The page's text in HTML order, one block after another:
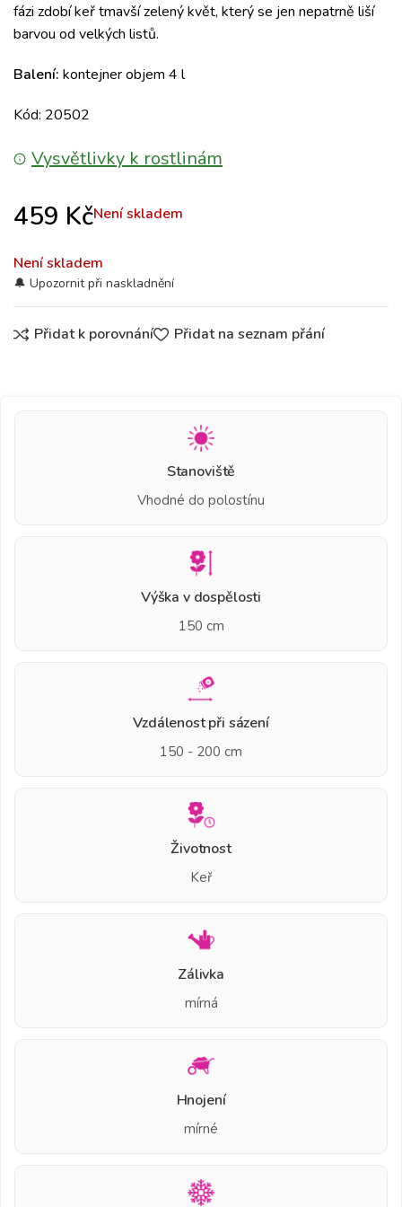
fázi zdobí keř tmavší zelený květ, který se jen nepatrně liší
barvou od velkých listů.
Balení: kontejner objem 4 l
Kód: 20502
Vysvětlivky k rostlinám
459 KčNení skladem
Není skladem
Přidat k porovnání Přidat na seznam přání
Stanoviště
Vhodné do polostínu
Výška v dospělosti
150 cm
Vzdálenost při sázení
150 - 200 cm
Životnost
Keř
Zálivka
mírná
Hnojení
mírné